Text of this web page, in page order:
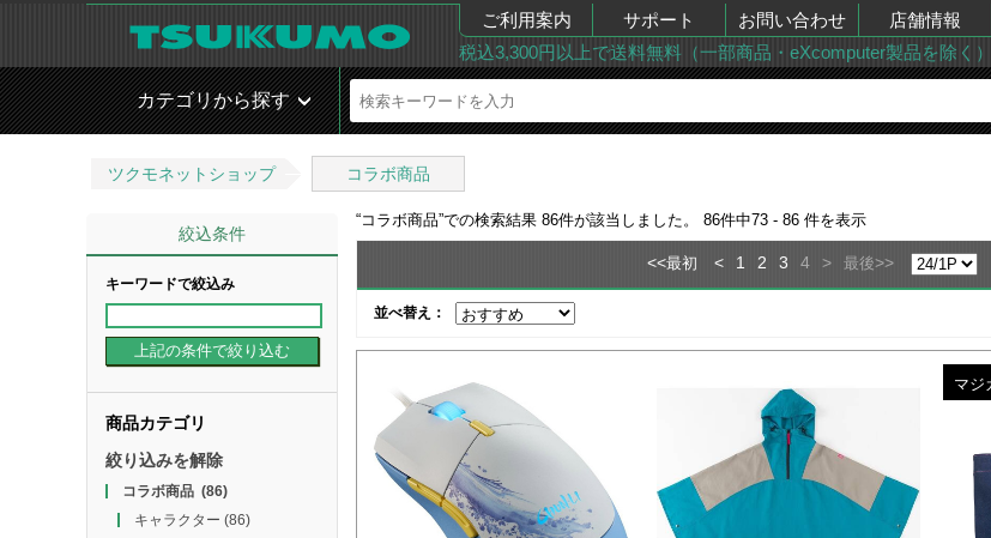
ご利用案内 サポート お問い合わせ 店舗情報
税込3,300円以上で送料無料（一部商品・eXcomputer製品を除く）
カテゴリから探す
ツクモネットショップ コラボ商品
絞込条件
キーワードで絞込み
商品カテゴリ
絞り込みを解除
コラボ商品(86)
キャラクター (86)
“コラボ商品”での検索結果 86件が該当しました。 86件中73 - 86 件を表示
<<最初 < 1 2 3 4 > 最後>>
並べ替え：
マジ